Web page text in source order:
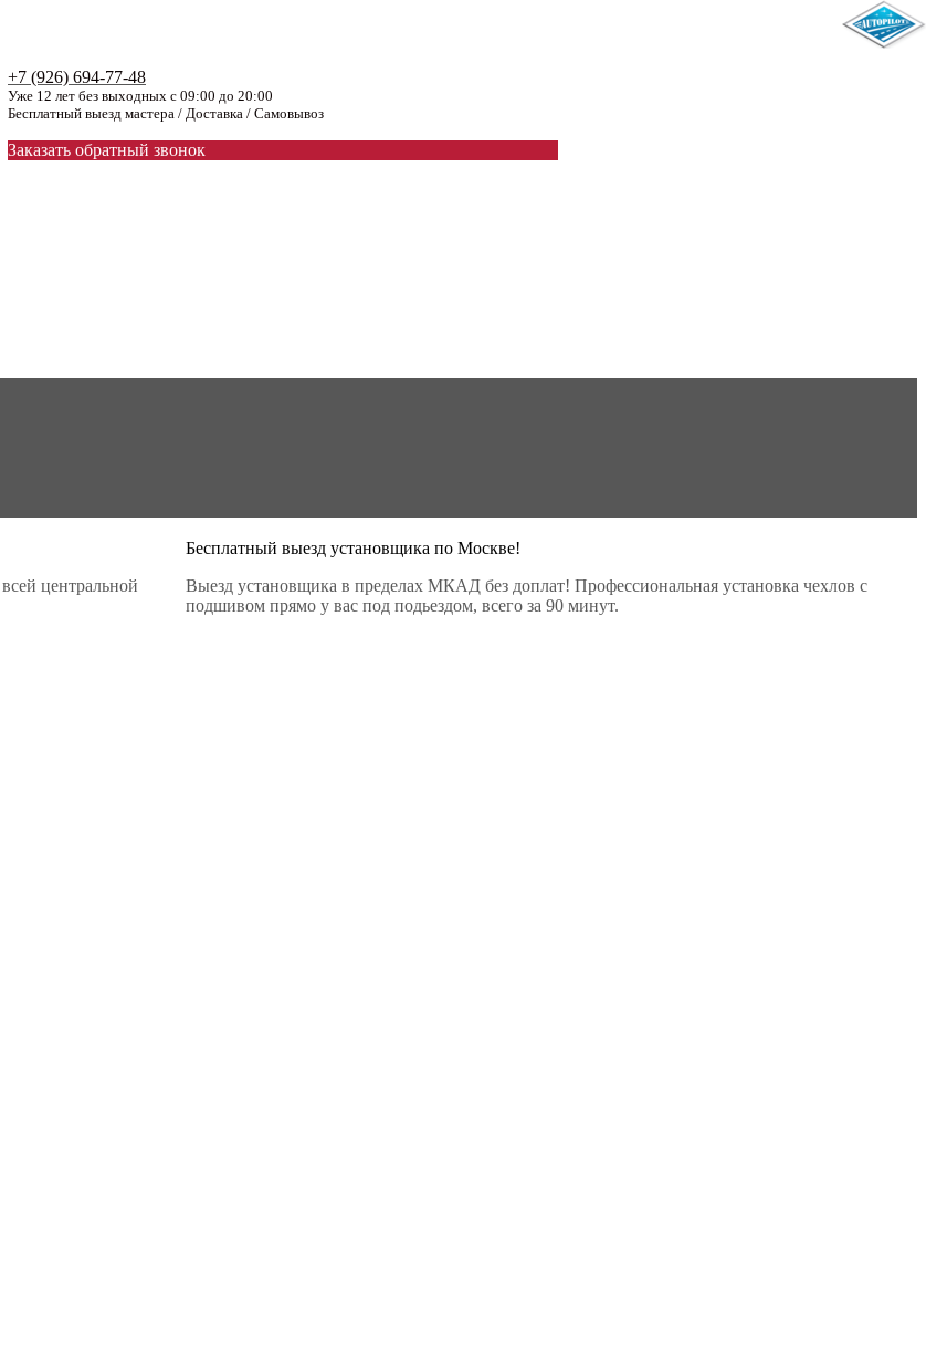
+7 (926) 694-77-48
Уже 12 лет без выходных с 09:00 до 20:00
Бесплатный выезд мастера / Доставка / Самовывоз
Заказать обратный звонок
центральной
Бесплатный выезд установщика по Москве!
Выезд установщика в пределах МКАД без доплат! Профессиональная установка чехлов с
подшивом прямо у вас под подьездом, всего за 90 минут.